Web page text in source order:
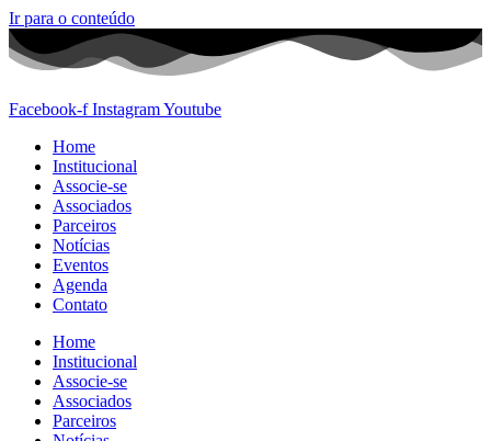
Ir para o conteúdo
Facebook-f InstagramYoutube
Home
Institucional
Associe-se
Associados
Parceiros
Notícias
Eventos
Agenda
Contato
Home
Institucional
Associe-se
Associados
Parceiros